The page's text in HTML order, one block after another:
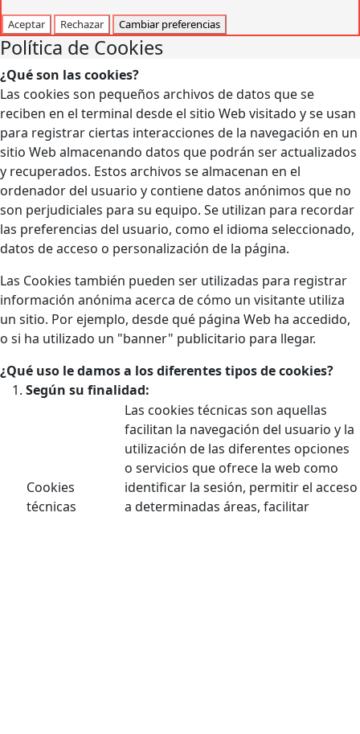
Aceptar Rechazar Cambiar preferencias
Política de Cookies
¿Qué son las cookies?
Las cookies son pequeños archivos de datos que se
reciben en el terminal desde el sitio Web visitado y se usan
para registrar ciertas interacciones de la navegación en un
sitio Web almacenando datos que podrán ser actualizados
y recuperados. Estos archivos se almacenan en el
ordenador del usuario y contiene datos anónimos que no
son perjudiciales para su equipo. Se utilizan para recordar
las preferencias del usuario, como el idioma seleccionado,
datos de acceso o personalización de la página.
Las Cookies también pueden ser utilizadas para registrar
información anónima acerca de cómo un visitante utiliza
un sitio. Por ejemplo, desde qué página Web ha accedido,
o si ha utilizado un "banner" publicitario para llegar.
¿Qué uso le damos a los diferentes tipos de cookies?
Según su finalidad:
Cookies
técnicas
Las cookies técnicas son aquellas
facilitan la navegación del usuario y la
utilización de las diferentes opciones
o servicios que ofrece la web como
identificar la sesión, permitir el acceso
a determinadas áreas, facilitar